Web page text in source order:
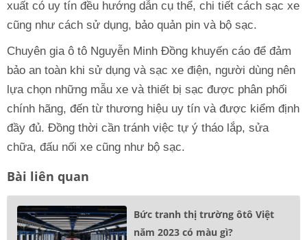
xuất có uy tín đều hướng dẫn cụ thể, chi tiết cách sạc xe
cũng như cách sử dụng, bảo quản pin và bộ sạc.
Chuyên gia ô tô Nguyễn Minh Đồng khuyến cáo để đảm
bảo an toàn khi sử dụng và sạc xe điện, người dùng nên
lựa chọn những mẫu xe và thiết bị sạc được phân phối
chính hãng, đến từ thương hiệu uy tín và được kiểm định
đầy đủ. Đồng thời cần tránh việc tự ý tháo lắp, sửa
chữa, đấu nối xe cũng như bộ sạc.
Bài liên quan
Bức tranh thị trường ôtô Việt
năm 2023 có màu gì?